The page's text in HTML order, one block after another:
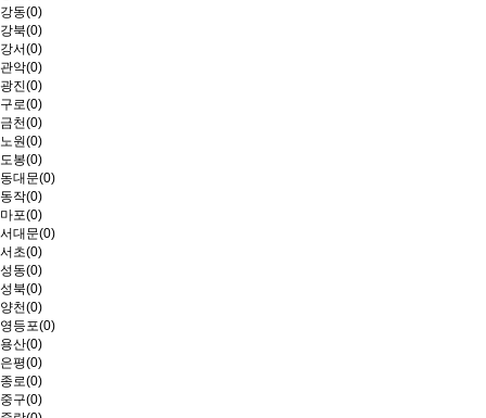
강동(0)
강북(0)
강서(0)
관악(0)
광진(0)
구로(0)
금천(0)
노원(0)
도봉(0)
동대문(0)
동작(0)
마포(0)
서대문(0)
서초(0)
성동(0)
성북(0)
양천(0)
영등포(0)
용산(0)
은평(0)
종로(0)
중구(0)